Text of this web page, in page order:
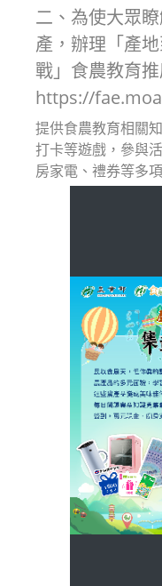
二、為使大眾
產，辦理「產
戰」食農教育
https://
提供食農教育相關
打卡等遊戲，參與
房家電、禮券等多